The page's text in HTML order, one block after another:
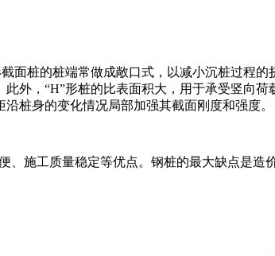
桩的桩端常做成敞口式，以减小沉桩过程的
外，“H”形桩的比表面积大，用于承受竖向
桩身的变化情况局部加强其截面刚度和强度。
施工质量稳定等优点。钢桩的最大缺点是造